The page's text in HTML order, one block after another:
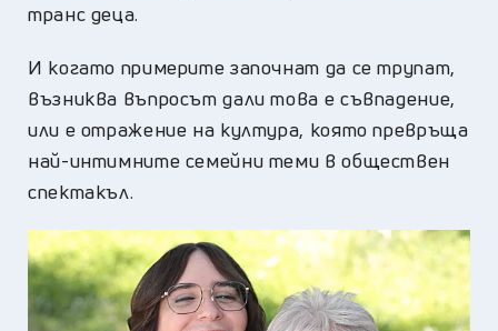
транс деца.
И когато примерите започнат да се трупат,
възниква въпросът дали това е съвпадение,
или е отражение на култура, която превръща
най-интимните семейни теми в обществен
спектакъл.